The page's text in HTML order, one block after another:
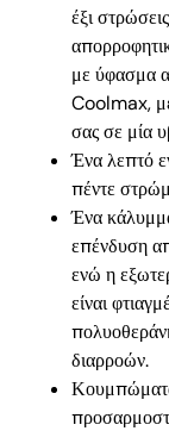
έξι
με ύφασμα
Coolmax,
σας σε μία
Ένα λεπτό
πέντε
Ένα
επένδυση
ενώ η
είναι
διαρροών.